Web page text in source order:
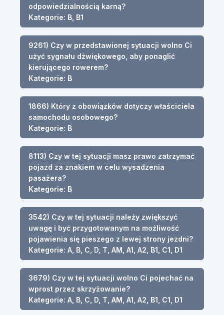
odpowiedzialnością karną?
Kategorie: B, B1
9261) Czy w przedstawionej sytuacji wolno Ci
użyć sygnału dźwiękowego, aby ponaglić
kierującego rowerem?
Kategorie: B
1866) Który z obowiązków dotyczy właściciela
samochodu osobowego?
Kategorie: B
8113) Czy w tej sytuacji masz prawo zatrzymać
pojazd za znakiem w celu wysadzenia
pasażera?
Kategorie: B
3542) Czy w tej sytuacji należy zwiększyć
uwagę i być przygotowanym na możliwość
pojawienia się pieszego z lewej strony jezdni?
Kategorie: A, B, C, D, T, AM, A1, A2, B1, C1, D1
3679) Czy w tej sytuacji wolno Ci pojechać na
wprost przez skrzyżowanie?
Kategorie: A, B, C, D, T, AM, A1, A2, B1, C1, D1